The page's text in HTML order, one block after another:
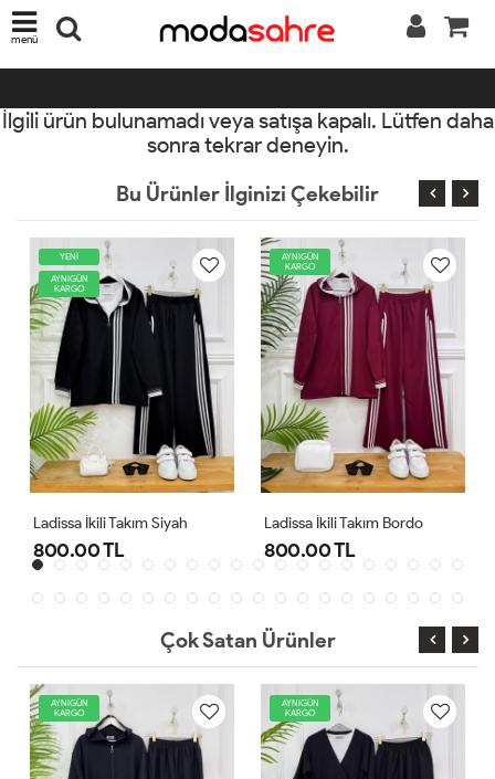
menü
İlgili ürün bulunamadı veya satışa kapalı. Lütfen daha
sonra tekrar deneyin.
Bu Ürünler İlginizi Çekebilir
AYNIGÜN
KARGO
Ladissa İkili Takım Bordo
800.00 TL
YENİ
AYNIGÜN
KARGO
Midas Oyşo İkili Takım Siyah
1,000.00 TL
Çok Satan Ürünler
KARGO